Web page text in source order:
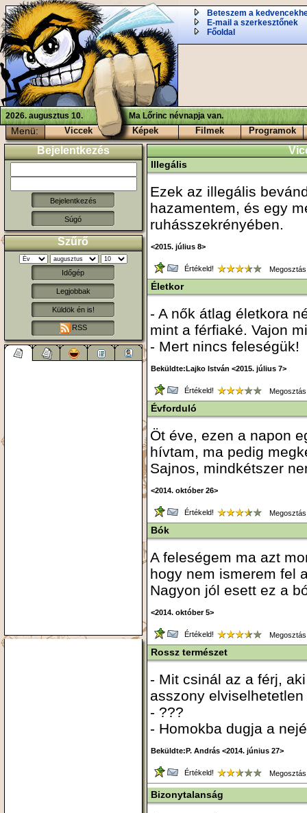
Beteszem a
E-mail a szerkesztőnek
Főoldal
2026. augusztus 10. Ma Lőrinc névnapja van.
Menü: Viccek Képek Filmek Programok
Bejelentkezés
Súgó
Szűrő
Időgép
Legjobbak
Küldök én is!
RSS
Illegális
Ezek az illegális
hazamentem, és egy
ruhásszekrényében.
<2015. július 8>
Értékeld!
Életkor
- A nők átlag életkora
mint a férfiaké. Vajon
- Mert nincs feleségük!
Beküldte:Lajko István <2015. július 7>
Értékeld!
Évforduló
Öt éve, ezen a napon
hívtam, ma pedig
Sajnos, mindkétszer
<2014. október 26>
Értékeld!
Bók
A feleségem ma azt
hogy nem ismerem fel
Nagyon jól esett ez a
<2014. október 5>
Értékeld!
Rossz természet
- Mit csinál az a férj,
asszony
- ???
- Homokba dugja a
Beküldte:P. András <2014. június 27>
Értékeld!
Bizonytalanság